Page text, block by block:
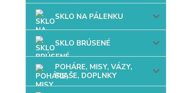
SKLO NA PÁLENKU
SKLO BRÚSENÉ
POHÁRE, MISY, VÁZY,
FĽAŠE, DOPLNKY